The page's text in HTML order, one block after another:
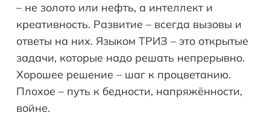
– не золото или нефть, а интеллект и
креативность. Развитие – всегда вызовы и
ответы на них. Языком ТРИЗ – это открытые
задачи, которые надо решать непрерывно.
Хорошее решение – шаг к процветанию.
Плохое – путь к бедности, напряжённости,
войне.